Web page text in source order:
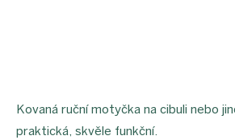
Kovaná ruční motyčka na cibuli nebo
praktická, skvěle funkční.